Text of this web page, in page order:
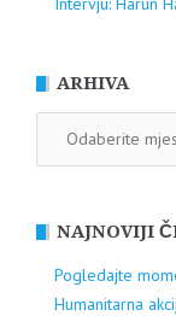
ARHIVA
NAJNOVIJI
Pogledajte
Humanitarna